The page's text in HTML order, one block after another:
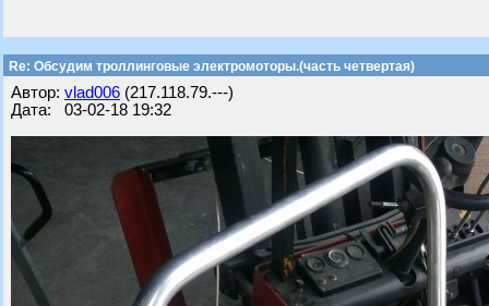
Re: Обсудим троллинговые электромоторы.(часть четвертая)
Автор: vlad006 (217.118.79.---)
Дата: 03-02-18 19:32